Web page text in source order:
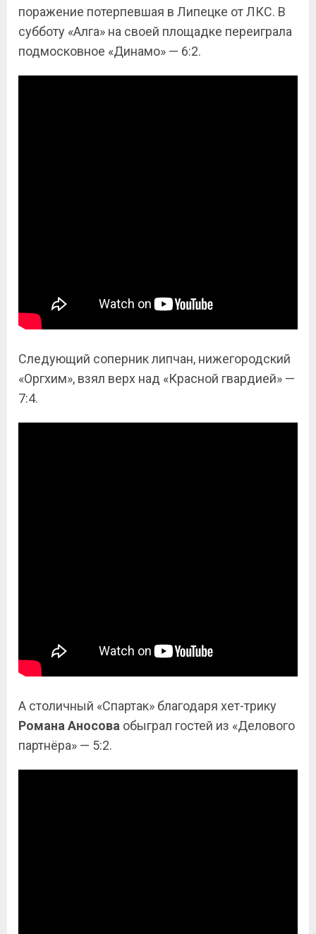
поражение потерпевшая в Липецке от ЛКС. В
субботу «Алга» на своей площадке переиграла
подмосковное «Динамо» — 6:2.
Следующий соперник липчан, нижегородский
«Оргхим», взял верх над «Красной гвардией» —
7:4.
А столичный «Спартак» благодаря хет-трику
Романа Аносова обыграл гостей из «Делового
партнёра» — 5:2.